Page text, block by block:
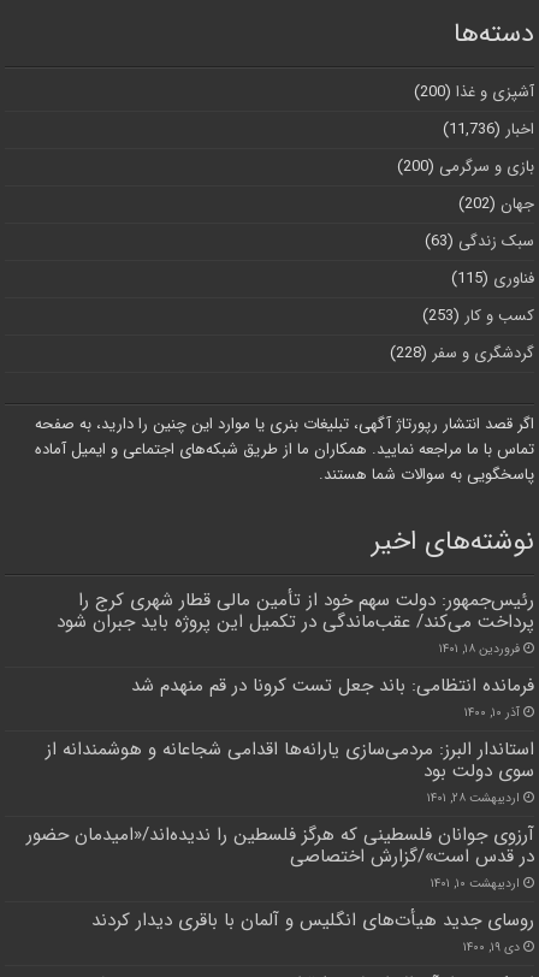
دسته‌ها
آشپزی و غذا (200)
اخبار (11,736)
بازی و سرگرمی (200)
جهان (202)
سبک زندگی (63)
فناوری (115)
کسب و کار (253)
گردشگری و سفر (228)
اگر قصد انتشار رپورتاژ آگهی، تبلیغات بنری یا موارد این چنین را دارید، به صفحه
تماس با ما مراجعه نمایید. همکاران ما از طریق شبکه‌های اجتماعی و ایمیل آماده
پاسخگویی به سوالات شما هستند.
نوشته‌های اخیر
رئیس‌جمهور: دولت سهم خود از تأمین مالی قطار شهری کرج را
پرداخت می‌کند/ عقب‌ماندگی در تکمیل این پروژه باید جبران شود
فروردین ۱۸, ۱۴۰۱
فرمانده انتظامی: باند جعل تست کرونا در قم منهدم شد
آذر ۱۰, ۱۴۰۰
استاندار البرز: مردمی‌سازی یارانه‌ها اقدامی شجاعانه و هوشمندانه از
سوی دولت بود
اردیبهشت ۲۸, ۱۴۰۱
آرزوی جوانان فلسطینی که هرگز فلسطین را ندیده‌اند/«امیدمان حضور
در قدس است»/گزارش اختصاصی
اردیبهشت ۱۰, ۱۴۰۱
روسای جدید هیأت‌های انگلیس و آلمان با باقری دیدار کردند
دی ۱۹, ۱۴۰۰